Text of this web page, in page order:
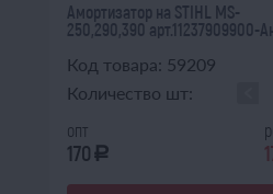
Амортизатор на STIHL MS-
250,290,390 арт.11237909900-
Код товара: 59209
Количество шт:
опт
170 a